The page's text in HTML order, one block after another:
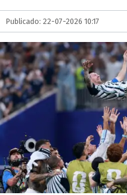
Publicado: 22-07-2026 10:17